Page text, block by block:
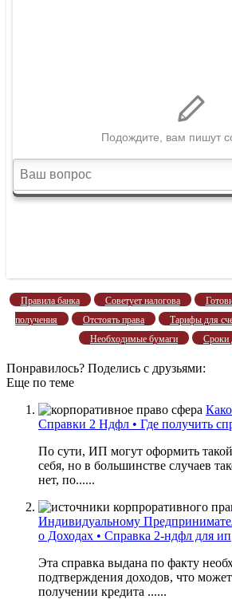
Правила банка Советует налогова
получения
Отстоять права Тарифы для
Необходимые бумаги
Сроки
Понравилось? Поделись с друзьями:
Еще по теме
Справки 2 Ндфл • Где получить
По сути, ИП могут оформить
себя, но в большинстве случаев
нет, по......
Индивидуальному
о Доходах • Справка 2-ндфл для ип
Эта справка выдана по факту
подтверждения доходов, что может
получении кредита ......